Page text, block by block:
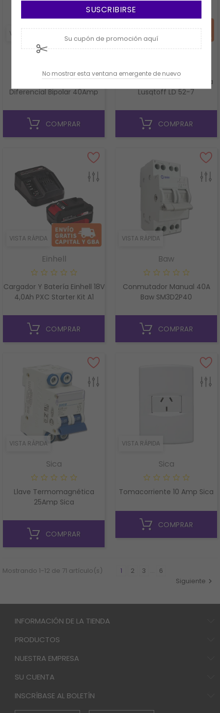
VISTA RÁPIDA
Sica
Diferencial Bipolar 40Amp
COMPRAR
Desmalezadora 52cc Nafta
Lusqtoff LD 52-7
COMPRAR
VISTA RÁPIDA
Einhell
Cargador Y Batería Einhell 18V
4,0Ah PXC Starter Kit A1
COMPRAR
VISTA RÁPIDA
Baw
Conmutador Manual 40A
Baw SM3D2P40
COMPRAR
VISTA RÁPIDA
Sica
Llave Termomagnética
25Amp Sica
COMPRAR
VISTA RÁPIDA
Sica
Tomacorriente 10 Amp Sica
COMPRAR
Mostrando 1-12 de 71 artículo(s) 1 2 3 … 6
Siguiente 
SUSCRIBIRSE
Su cupón de promoción aquí
No mostrar esta ventana emergente de nuevo
INFORMACIÓN DE LA TIENDA
PRODUCTOS
NUESTRA EMPRESA
SU CUENTA
INSCRÍBASE AL BOLETÍN